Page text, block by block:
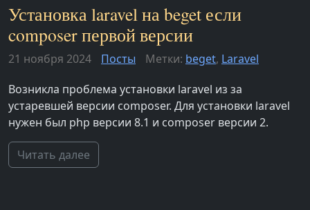
Установка laravel на beget если
composer первой версии
21 ноября 2024 Посты Метки: beget, Laravel
Возникла проблема установки laravel из за
устаревшей версии composer. Для установки laravel
нужен был php версии 8.1 и composer версии 2.
Читать далее